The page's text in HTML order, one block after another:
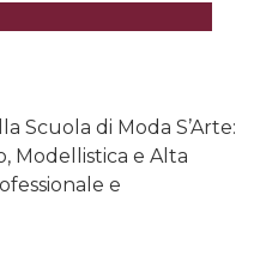
Scuola di Moda S’Arte:
Modellistica e Alta
e